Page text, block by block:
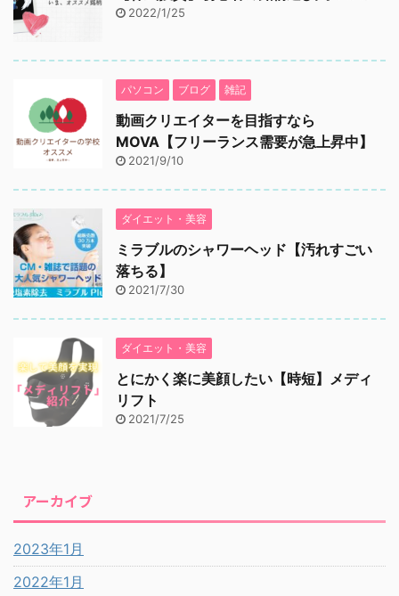
2022/1/25
パソコン ブログ 雑記
動画クリエイターを目指すなら
MOVA【フリーランス需要が急上昇中】
2021/9/10
ダイエット・美容
ミラブルのシャワーヘッド【汚れすごい
落ちる】
2021/7/30
ダイエット・美容
とにかく楽に美顔したい【時短】メディ
リフト
2021/7/25
アーカイブ
2023年1月
2022年1月